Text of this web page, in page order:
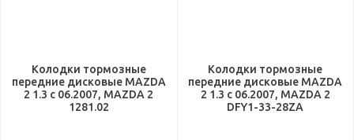
Колодки тормозные
передние дисковые MAZDA
2 1.3 с 06.2007, MAZDA 2
1281.02
Колодки тормозные
передние дисковые MAZDA
2 1.3 с 06.2007, MAZDA 2
DFY1-33-28ZA